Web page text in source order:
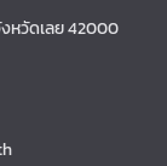
งหวัดเลย 42000